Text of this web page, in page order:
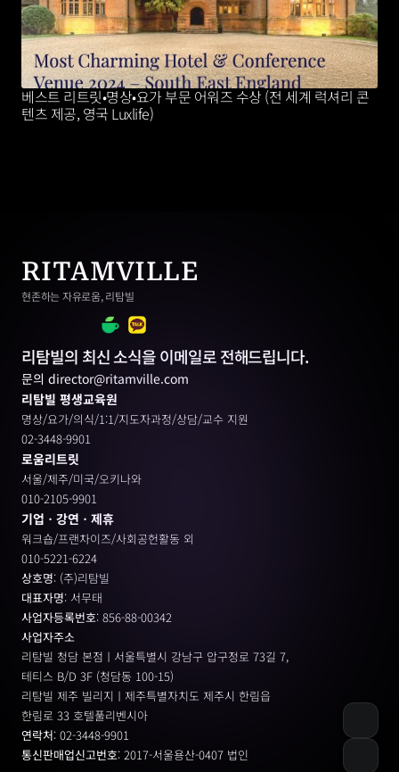
베스트 리트릿•명상•요가 부문 어워즈 수상 (전 세계 럭셔리 콘
텐츠 제공, 영국 Luxlife)
RITAMVILLE
현존하는 자유로움, 리탐빌
리탐빌의 최신 소식을 이메일로 전해드립니다.
문의 director@ritamville.com
리탐빌 평생교육원
명상/요가/의식/1:1/지도자과정/상담/교수 지원
02-3448-9901
로움리트릿
서울/제주/미국/오키나와
010-2105-9901
기업ㆍ강연ㆍ제휴
워크숍/프랜차이즈/사회공헌활동 외
010-5221-6224
상호명: (주)리탐빌
대표자명: 서무태
사업자등록번호: 856-88-00342
사업자주소
리탐빌 청담 본점ㅣ서울특별시 강남구 압구정로 73길 7,
테티스 B/D 3F (청담동 100-15)
리탐빌 제주 빌리지ㅣ제주특별자치도 제주시 한림읍
한림로 33 호텔풀리벤시아
연락처: 02-3448-9901
통신판매업신고번호: 2017-서울용산-0407 법인